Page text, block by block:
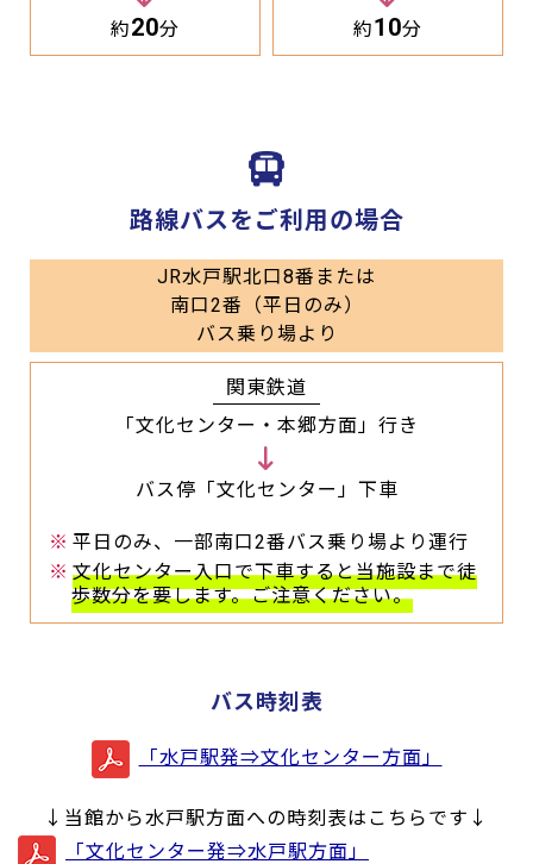
約20分 約10分
路線バスをご利用の場合
JR水戸駅北口8番または
南口2番（平日のみ）
バス乗り場より
関東鉄道
「文化センター・本郷方面」行き
バス停「文化センター」下車
※ 平日のみ、一部南口2番バス乗り場より運行
※ 文化センター入口で下車すると当施設まで徒
歩数分を要します。ご注意ください。
バス時刻表
「水戸駅発⇒文化センター方面」
↓当館から水戸駅方面への時刻表はこちらです↓
「文化センター発⇒水戸駅方面」